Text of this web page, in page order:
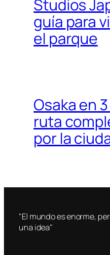
Studios
guía para
el parque
Osaka en
ruta
por la
"El mundo es enorme,
una idea"